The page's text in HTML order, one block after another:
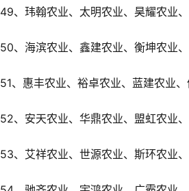
49、玮翰农业、太明农业、昊耀农业
50、海滨农业、鑫建农业、衡坤农业
51、惠丰农业、裕卓农业、蓝建农业
52、安天农业、华鼎农业、盟虹农业
53、艾祥农业、世源农业、斯环农业